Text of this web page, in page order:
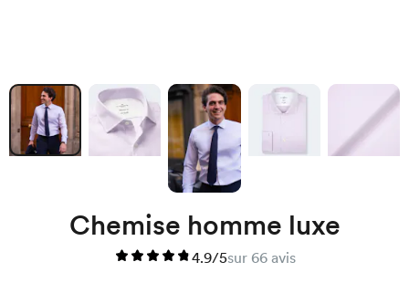
Chemise homme luxe
4.9/5sur 66 avis